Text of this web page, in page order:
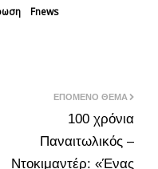
Fnews
ΕΠΌΜΕΝΟ ΘΈΜΑ
100 χρόνια
Παναιτωλικός –
Ντοκιμαντέρ: «Ένας